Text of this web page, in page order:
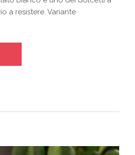
a resistere. Variante